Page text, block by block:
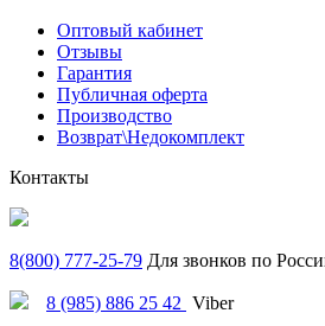
Оптовый кабинет
Отзывы
Гарантия
Публичная оферта
Производство
Возврат\Недокомплект
Контакты
8(800) 777-25-79 Для звонков по
8 (985) 886 25 42 Viber